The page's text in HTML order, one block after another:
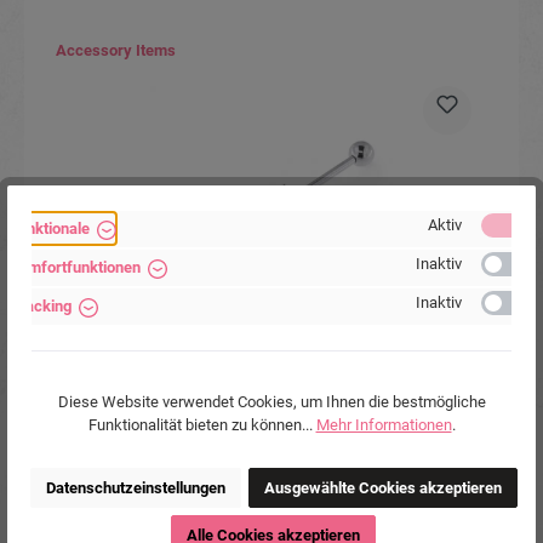
Produktgalerie überspringen
Accessory Items
7,90 €*
Funktionale Aktiv
Komfortfunktionen Inaktiv
Tracking Inaktiv
Diese Website verwendet Cookies, um Ihnen die bestmögliche
Funktionalität bieten zu können... Mehr Informationen.
Datenschutzeinstellungen Ausgewählte Cookies akzeptieren
Alle Cookies akzeptieren